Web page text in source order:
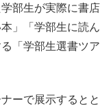
部生が実際に書店
」「学部生に読ん
「学部生選書ツア
ーで展示するとと